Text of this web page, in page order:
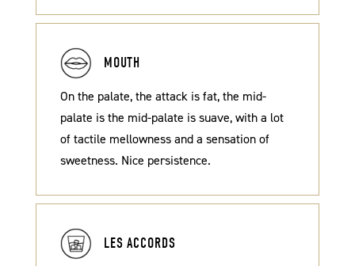
MOUTH
On the palate, the attack is fat, the mid-
palate is the mid-palate is suave, with a lot
of tactile mellowness and a sensation of
sweetness. Nice persistence.
LES ACCORDS